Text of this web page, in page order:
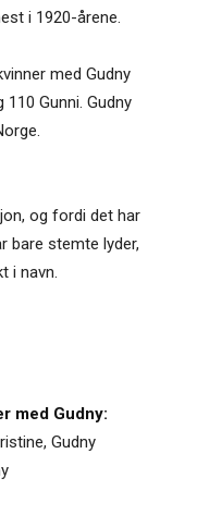
i 1920-årene.
med Gudny
Gunni. Gudny
og fordi det har
bare stemte lyder,
i navn.
med Gudny:
Gudny